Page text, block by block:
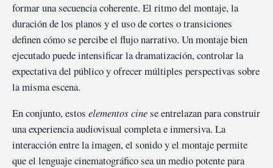
formar una secuencia coherente. El ritmo del montaje, la
duración de los planos y el uso de cortes o transiciones
definen cómo se percibe el flujo narrativo. Un montaje bien
ejecutado puede intensificar la dramatización, controlar la
expectativa del público y ofrecer múltiples perspectivas sobre
la misma escena.
En conjunto, estos elementos cinese entrelazan para construir
una experiencia audiovisual completa e inmersiva. La
interacción entre la imagen, el sonido y el montaje permite
que el lenguaje cinematográfico sea un medio potente para